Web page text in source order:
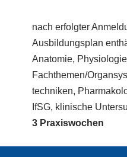
nach erfolgter
Ausbildungsplan
Anatomie,
Fachthemen/
techniken,
IfSG, klinische
3 Praxiswochen